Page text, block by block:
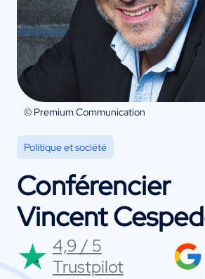
© Premium Communication
Politique et société
Conférencier
Vincent
4,9 / 5
Trustpilot